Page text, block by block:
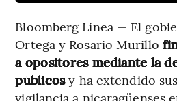
Bloomberg Línea — El
Ortega y Rosario Murillo
a opositores mediante la
públicosy ha extendido
vigilancia a nicaragüenses